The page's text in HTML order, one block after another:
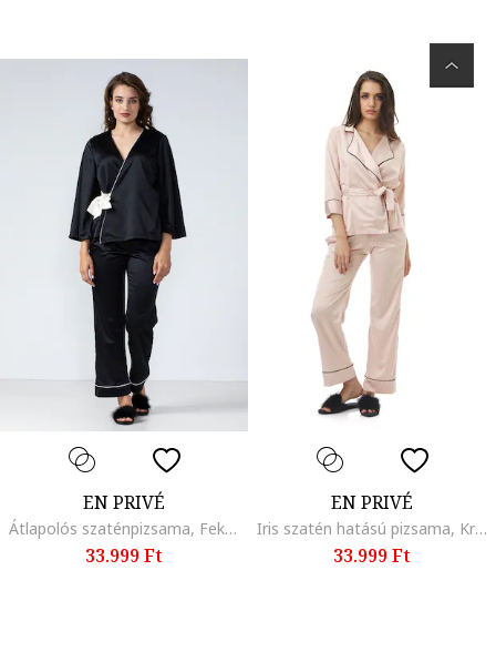
EN PRIVÉ
Átlapolós szaténpizsama, Fekete
33.999 Ft
EN PRIVÉ
Iris szatén hatású pizsama, Krémszín
33.999 Ft